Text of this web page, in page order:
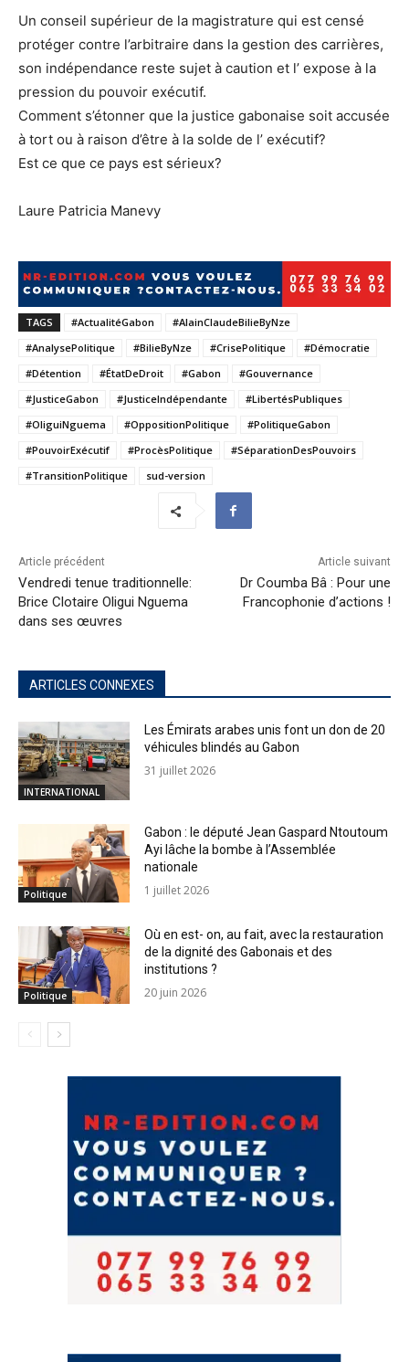
Un conseil supérieur de la magistrature qui est censé
protéger contre l’arbitraire dans la gestion des carrières,
son indépendance reste sujet à caution et l’ expose à la
pression du pouvoir exécutif.
Comment s’étonner que la justice gabonaise soit accusée
à tort ou à raison d’être à la solde de l’ exécutif?
Est ce que ce pays est sérieux?
Laure Patricia Manevy
TAGS #ActualitéGabon
#AlainClaudeBilieByNze
#AnalysePolitique
#BilieByNze #CrisePolitique
#Démocratie
#Détention
#ÉtatDeDroit #Gabon
#Gouvernance
#JusticeGabon
#JusticeIndépendante
#LibertésPubliques
#OliguiNguema
#OppositionPolitique
#PolitiqueGabon
#PouvoirExécutif
#ProcèsPolitique
#SéparationDesPouvoirs
#TransitionPolitique
sud-version
Article précédent
Vendredi tenue traditionnelle:
Brice Clotaire Oligui Nguema
dans ses œuvres
Article suivant
Dr Coumba Bâ : Pour une
Francophonie d’actions !
ARTICLES CONNEXES
INTERNATIONAL
Les Émirats arabes unis font un don de 20
véhicules blindés au Gabon
31 juillet 2026
Politique
Gabon : le député Jean Gaspard Ntoutoum
Ayi lâche la bombe à l’Assemblée
nationale
1 juillet 2026
Politique
Où en est- on, au fait, avec la restauration
de la dignité des Gabonais et des
institutions ?
20 juin 2026